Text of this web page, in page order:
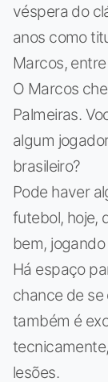
véspera do
anos como
Marcos,
O Marcos
Palmeiras.
algum
brasileiro?
Pode haver
futebol, hoje,
bem,
Há espaço
chance de se
também é
lesões.